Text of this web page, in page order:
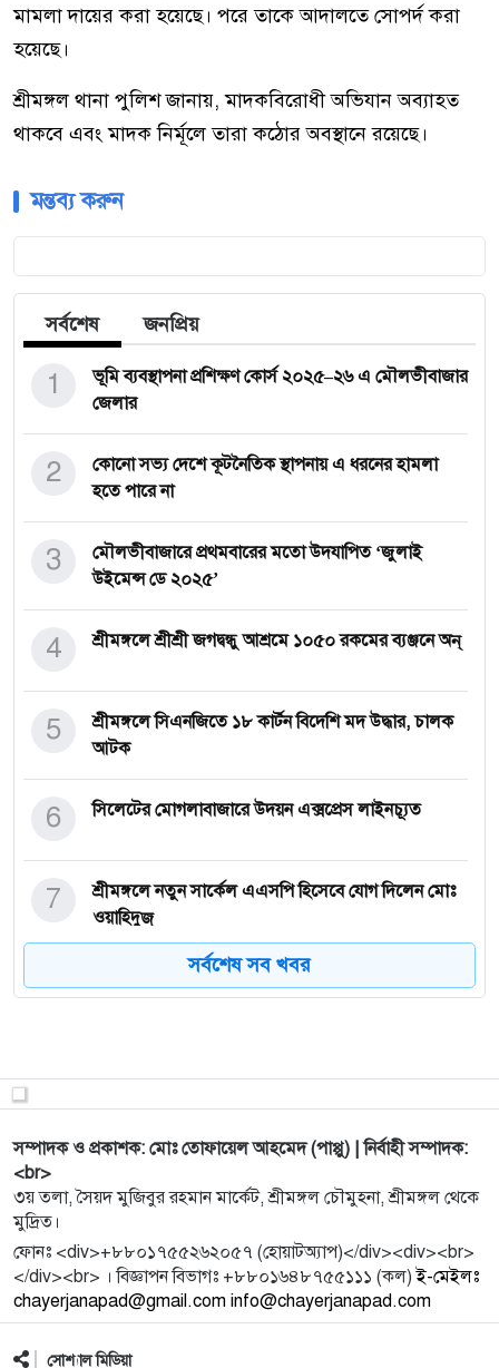
মামলা দায়ের করা হয়েছে। পরে তাকে আদালতে সোপর্দ করা
হয়েছে।
শ্রীমঙ্গল থানা পুলিশ জানায়, মাদকবিরোধী অভিযান অব্যাহত
থাকবে এবং মাদক নির্মূলে তারা কঠোর অবস্থানে রয়েছে।
মন্তব্য করুন
সর্বশেষ জনপ্রিয়
ভূমি ব্যবস্থাপনা প্রশিক্ষণ কোর্স ২০২৫–২৬ এ মৌলভীবাজার
জেলার
1
কোনো সভ্য দেশে কূটনৈতিক স্থাপনায় এ ধরনের হামলা
হতে পারে না
2
মৌলভীবাজারে প্রথমবারের মতো উদযাপিত ‘জুলাই
উইমেন্স ডে ২০২৫’
3
শ্রীমঙ্গলে শ্রীশ্রী জগদ্বন্ধু আশ্রমে ১০৫০ রকমের ব্যঞ্জনে অন্
4
শ্রীমঙ্গলে সিএনজিতে ১৮ কার্টন বিদেশি মদ উদ্ধার, চালক
আটক
5
সিলেটের মোগলাবাজারে উদয়ন এক্সপ্রেস লাইনচ্যূত
6
শ্রীমঙ্গলে নতুন সার্কেল এএসপি হিসেবে যোগ দিলেন মোঃ
ওয়াহিদুজ্
7
সাঁতার প্রতিযোগিতার সেরা নাফিসা সিনেমায় নায়িকাও,
8
9
বিদ্রোহী কবির পাশে শায়িত হলেন বিপ্লবী হাদি
10
11
জমি নিয়ে রক্তাক্ত সংঘর্ষ, দু’পক্ষের পাল্টাপাল্টি অভিযোগ
12
সর্বশেষ সব খবর
সম্পাদক ও প্রকাশক: মোঃ তোফায়েল আহমেদ (পাপ্পু) | নির্বাহী সম্পাদক:
<br>
৩য় তলা, সৈয়দ মুজিবুর রহমান মার্কেট, শ্রীমঙ্গল চৌমুহনা, শ্রীমঙ্গল থেকে
মুদ্রিত।
ফোনঃ <div>+৮৮০১৭৫৫২৬২০৫৭ (হোয়াটঅ্যাপ)</div><div><br>
</div><br> । বিজ্ঞাপন বিভাগঃ +৮৮০১৬৪৮৭৫৫১১১ (কল)ই-মেইলঃ
chayerjanapad@gmail.com info@chayerjanapad.com
সোশ্যাল মিডিয়া